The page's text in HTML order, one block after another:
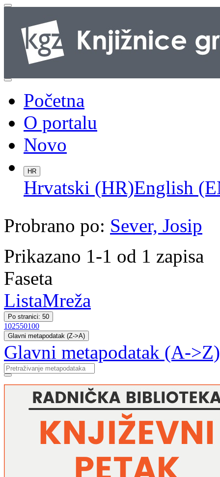
Početna
O portalu
Novo
HR
Hrvatski (HR)English
Probrano po: Sever, Josip
Prikazano 1-1 od 1 zapisa
Faseta
ListaMreža
Po stranici: 50
102550100
Glavni metapodatak (Z->A)
Glavni metapodatak (A->Z)